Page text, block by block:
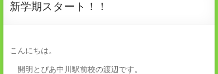
ー
新学期スタート！！
こんにちは。
開明とぴあ中川駅前校の渡辺です。